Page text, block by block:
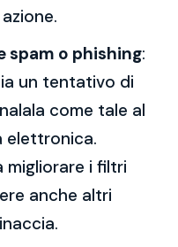
spam o phishing:
un tentativo di
come tale al
elettronica.
migliorare i filtri
anche altri